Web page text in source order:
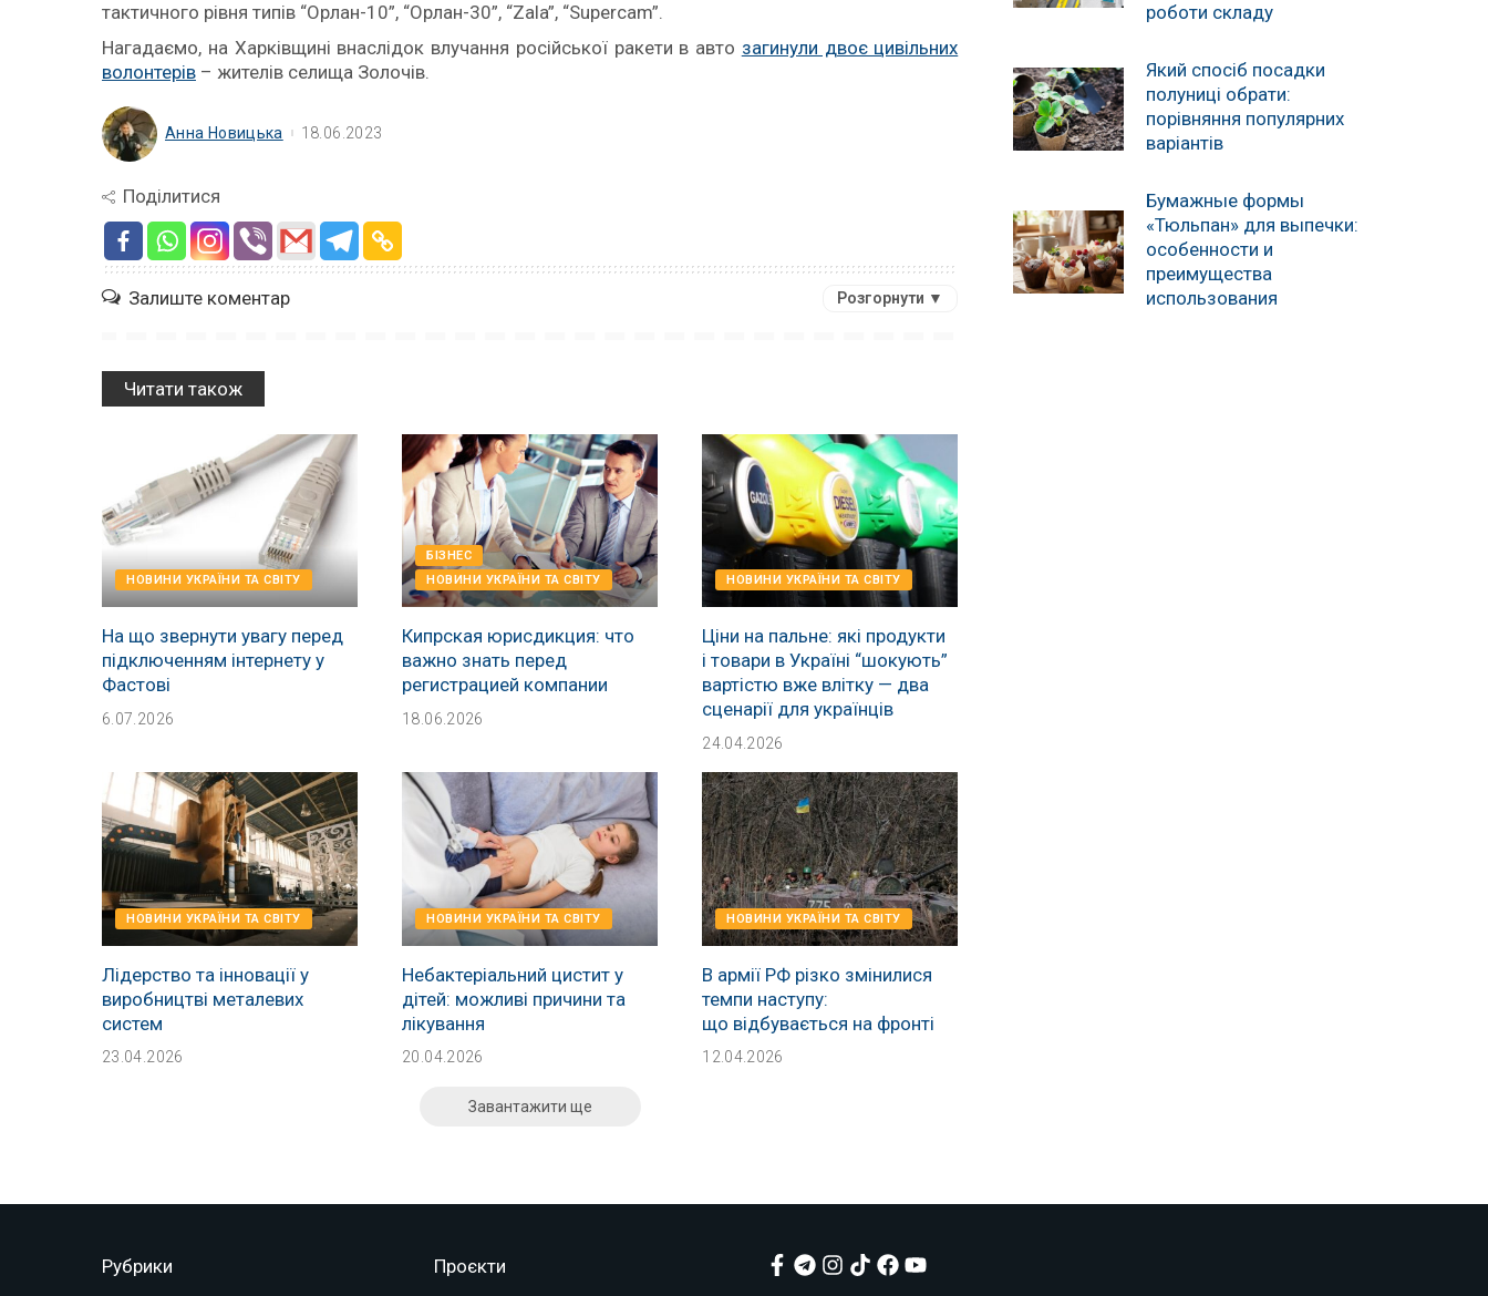
тактичного рівня типів “Орлан-10”, “Орлан-30”, “Zala”, “Supercam”.
Нагадаємо, на Харківщині внаслідок влучання російської ракети в авто загинули двоє цивільних
волонтерів – жителів селища Золочів.
Анна Новицька 18.06.2023
Поділитися
Залиште коментар Розгорнути ▼
Читати також
НОВИНИ УКРАЇНИ ТА СВІТУ
На що звернути увагу перед
підключенням інтернету у
Фастові
6.07.2026
БІЗНЕС
НОВИНИ УКРАЇНИ ТА СВІТУ
Кипрская юрисдикция: что
важно знать перед
регистрацией компании
18.06.2026
НОВИНИ УКРАЇНИ ТА СВІТУ
Ціни на пальне: які продукти
і товари в Україні “шокують”
вартістю вже влітку — два
сценарії для українців
24.04.2026
НОВИНИ УКРАЇНИ ТА СВІТУ
Лідерство та інновації у
виробництві металевих
систем
23.04.2026
НОВИНИ УКРАЇНИ ТА СВІТУ
Небактеріальний цистит у
дітей: можливі причини та
лікування
20.04.2026
НОВИНИ УКРАЇНИ ТА СВІТУ
В армії РФ різко змінилися
темпи наступу:
що відбувається на фронті
12.04.2026
Завантажити ще
роботи складу
Який спосіб посадки
полуниці обрати:
порівняння популярних
варіантів
Бумажные формы
«Тюльпан» для выпечки:
особенности и
преимущества
использования
Рубрики Проєкти